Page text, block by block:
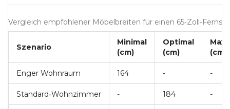
Vergleich empfohlener Möbelbreiten für einen
Szenario
Minimal
(cm)
Optimal
(cm)
(cm)
Enger Wohnraum 164 - -
Standard‑Wohnzimmer - 184 -